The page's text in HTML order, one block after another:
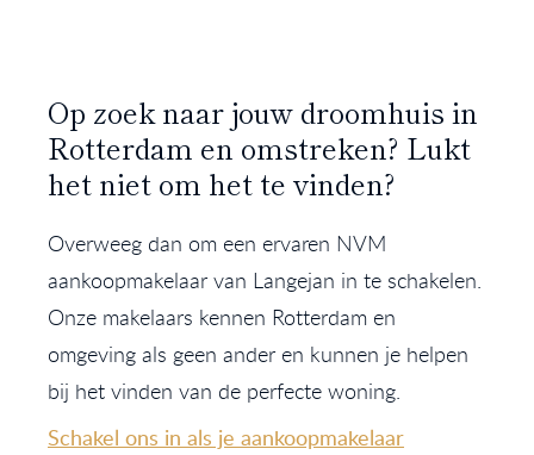
Op zoek naar jouw droomhuis in
Rotterdam en omstreken? Lukt
het niet om het te vinden?
Overweeg dan om een ervaren NVM
aankoopmakelaar van Langejan in te schakelen.
Onze makelaars kennen Rotterdam en
omgeving als geen ander en kunnen je helpen
bij het vinden van de perfecte woning.
Schakel ons in als je aankoopmakelaar